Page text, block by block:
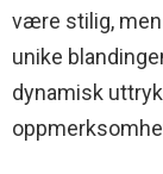
være stilig, men
unike
dynamisk